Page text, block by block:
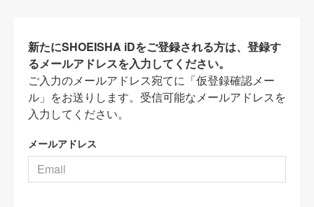
新たにSHOEISHA iDをご登録される方は、登録す
るメールアドレスを入力してください。
ご入力のメールアドレス宛てに「仮登録確認メー
ル」をお送りします。受信可能なメールアドレスを
入力してください。
メールアドレス